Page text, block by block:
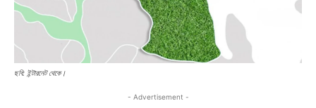
ছবি: ইন্টারনেট থেকে।
- Advertisement -